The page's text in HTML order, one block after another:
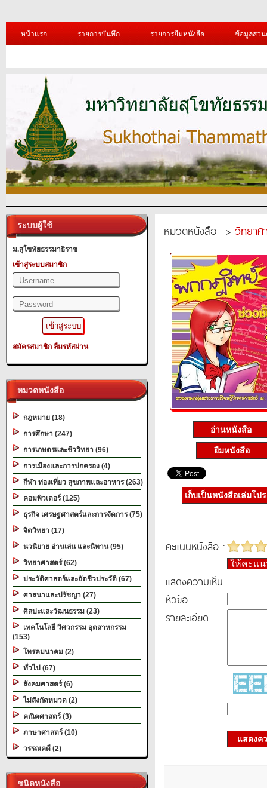
หน้าแรก รายการบันทึก รายการยืมหนังสือ ข้อมูลส่ว
ระบบผู้ใช้
ม.สุโขทัยธรรมาธิราช
เข้าสู่ระบบสมาชิก
สมัครสมาชิก ลืมรหัสผ่าน
หมวดหนังสือ
กฎหมาย (18)
การศึกษา (247)
การเกษตรและชีววิทยา (96)
การเมืองและการปกครอง (4)
กีฬา ท่องเที่ยว สุขภาพและอาหาร (263)
คอมพิวเตอร์ (125)
ธุรกิจ เศรษฐศาสตร์และการจัดการ (75)
จิตวิทยา (17)
นวนิยาย อ่านเล่น และนิทาน (95)
วิทยาศาสตร์ (62)
ประวัติศาสตร์และอัตชีวประวัติ (67)
ศาสนาและปรัชญา (27)
ศิลปะและวัฒนธรรม (23)
เทคโนโลยี วิศวกรรม อุตสาหกรรม
(153)
โทรคมนาคม (2)
ทั่วไป (67)
สังคมศาสตร์ (6)
ไม่สังกัดหมวด (2)
คณิตศาสตร์ (3)
ภาษาศาสตร์ (10)
วรรณคดี (2)
ชนิดหนังสือ
หมวดหนังสือ -> วิทยาศ
อ่านหนังสือ
ยืมหนังสือ
เก็บเป็นหนังสือเล่มโป
คะแนนหนังสือ :
ให้คะแ
แสดงความเห็น
หัวข้อ
รายละเอียด
แสดงค